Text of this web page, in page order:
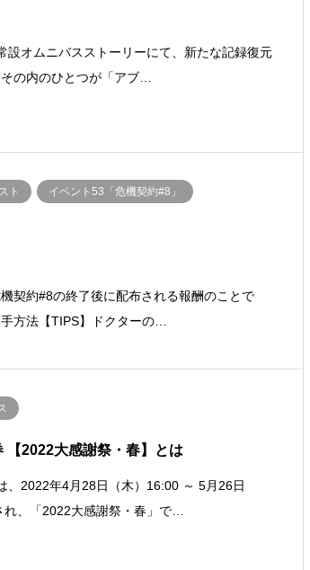
設オムニバスストーリーにて、新たな記録復元
の内のひとつが「アブ…
ト イベント53「危機契約#8」
契約#8の終了後に配布される報酬のことで
方法【TIPS】ドクターの…
2022大感謝祭・春】とは
2022年4月28日（木）16:00 ～ 5月26日
れ、「2022大感謝祭・春」で…